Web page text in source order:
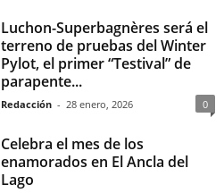
Luchon-Superbagnères será el
terreno de pruebas del Winter
Pylot, el primer “Testival” de
parapente...
Redacción - 28 enero, 2026 0
Celebra el mes de los
enamorados en El Ancla del
Lago